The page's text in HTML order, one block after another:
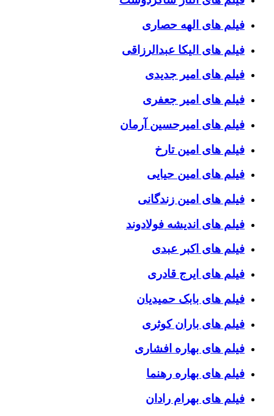
فیلم های الهه حصاری
فیلم های الیکا عبدالرزاقی
فیلم های امیر جدیدی
فیلم های امیر جعفری
فیلم های امیرحسین آرمان
فیلم های امین تارخ
فیلم های امین حیایی
فیلم های امین زندگانی
فیلم های اندیشه فولادوند
فیلم های اکبر عبدی
فیلم های ایرج قادری
فیلم های بابک حمیدیان
فیلم های باران کوثری
فیلم های بهاره افشاری
فیلم های بهاره رهنما
فیلم های بهرام رادان